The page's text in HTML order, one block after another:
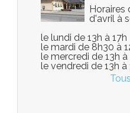
Horaires
d'avril à
le lundi de 13h à 17h
le mardi de 8h30 à
le mercredi de 13h à
le vendredi de 13h à